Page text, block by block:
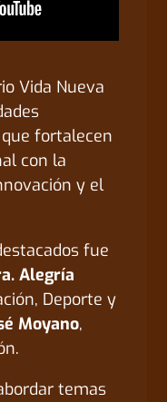
Vida Nueva
fortalecen
con la
y el
fue
Alegría
Deporte y
Moyano,
temas